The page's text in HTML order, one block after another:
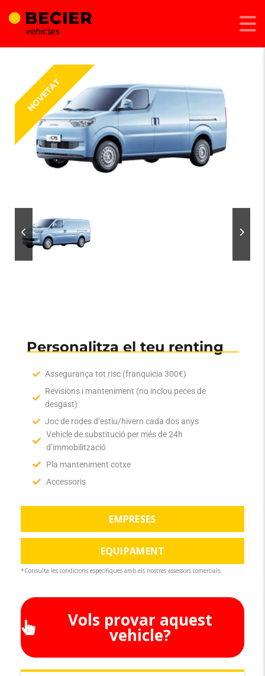
Afegeix a Compara Comparteix
NOVETAT
EMPRESES
EQUIPAMENT
Personalitza el teu renting
Assegurança tot risc (franquicia 300€)
Revisions i manteniment (no inclou peces de
desgast)
Joc de rodes d’estiu/hivern cada dos anys
Vehicle de substitució per més de 24h
d’immobilització
Pla manteniment cotxe
Accessoris
*Consulta les condicions específiques amb els nostres assessors comercials.
Vols provar aquest
vehicle?